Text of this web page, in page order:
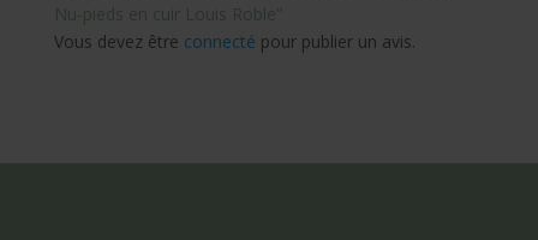
Nu-pieds en cuir Louis Roble”
Vous devez être connecté pour publier un avis.